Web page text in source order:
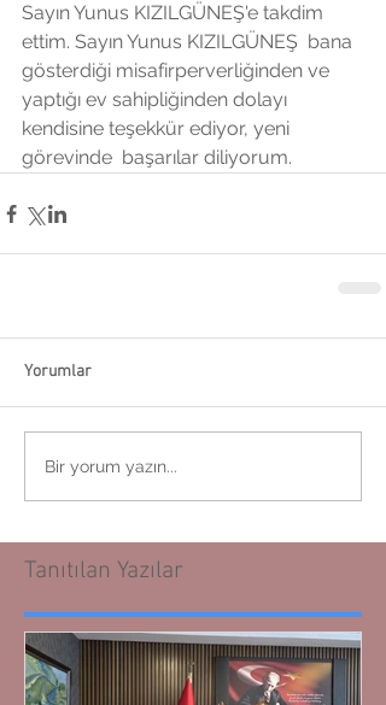
Sayın Yunus KIZILGÜNEŞ'e takdim
ettim. Sayın Yunus KIZILGÜNEŞ  bana
gösterdiği misafirperverliğinden ve
yaptığı ev sahipliğinden dolayı
kendisine teşekkür ediyor, yeni
görevinde  başarılar diliyorum.
Yorumlar
Bir yorum yazın...
Tanıtılan Yazılar